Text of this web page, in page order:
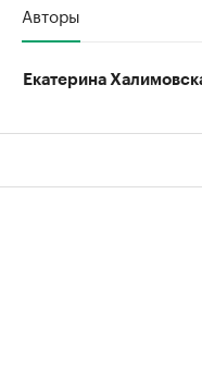
Авторы
Екатерина